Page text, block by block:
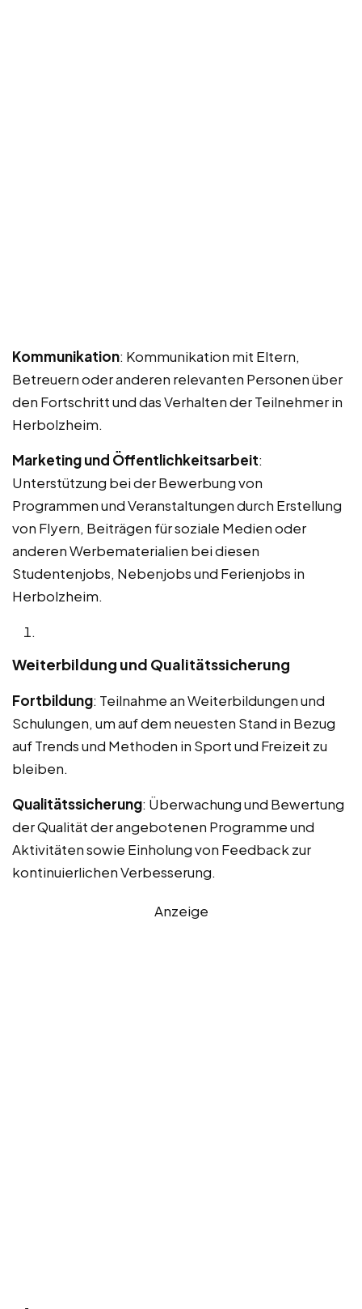
Kommunikation: Kommunikation mit Eltern,
Betreuern oder anderen relevanten Personen über
den Fortschritt und das Verhalten der Teilnehmer in
Herbolzheim.
Marketing und Öffentlichkeitsarbeit:
Unterstützung bei der Bewerbung von
Programmen und Veranstaltungen durch Erstellung
von Flyern, Beiträgen für soziale Medien oder
anderen Werbematerialien bei diesen
Studentenjobs, Nebenjobs und Ferienjobs in
Herbolzheim.
Weiterbildung und Qualitätssicherung
Fortbildung: Teilnahme an Weiterbildungen und
Schulungen, um auf dem neuesten Stand in Bezug
auf Trends und Methoden in Sport und Freizeit zu
bleiben.
Qualitätssicherung: Überwachung und Bewertung
der Qualität der angebotenen Programme und
Aktivitäten sowie Einholung von Feedback zur
kontinuierlichen Verbesserung.
Anzeige